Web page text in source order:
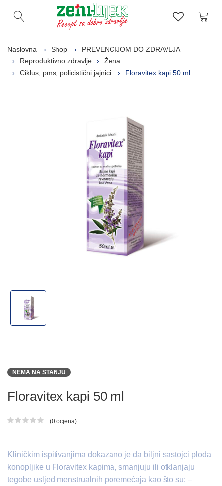
Otvori pretragu Lista
Naslovna Shop
PREVENCIJOM DO ZDRAVLJA
Reproduktivno zdravlje
Žena
Ciklus, pms, policistični jajnici
Floravitex kapi 50 ml
NEMA NA STANJU
Floravitex kapi 50 ml
Ocjena proizvoda
(0 ocjena)
Kliničkim ispitivanjima dokazano je da biljni sastojci ploda
konopljike u Floravitex kapima, smanjuju ili otklanjaju
tegobe usljed menstrualnih poremećaja kao što su: –